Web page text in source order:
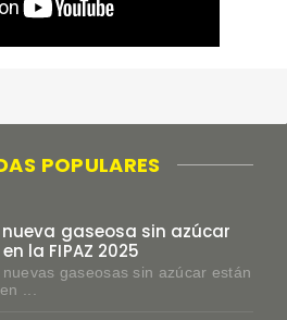
POPULARES
nueva gaseosa sin azúcar
la FIPAZ 2025
gaseosas sin azúcar están
...